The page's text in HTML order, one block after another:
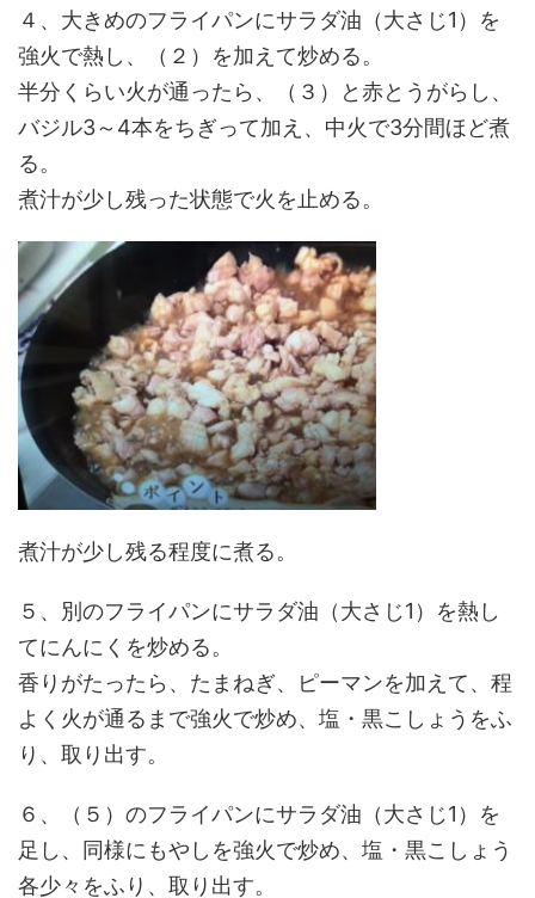
４、大きめのフライパンにサラダ油（大さじ1）を
強火で熱し、（２）を加えて炒める。
半分くらい火が通ったら、（３）と赤とうがらし、
バジル3～4本をちぎって加え、中火で3分間ほど煮
る。
煮汁が少し残った状態で火を止める。
煮汁が少し残る程度に煮る。
５、別のフライパンにサラダ油（大さじ1）を熱し
てにんにくを炒める。
香りがたったら、たまねぎ、ピーマンを加えて、程
よく火が通るまで強火で炒め、塩・黒こしょうをふ
り、取り出す。
６、（５）のフライパンにサラダ油（大さじ1）を
足し、同様にもやしを強火で炒め、塩・黒こしょう
各少々をふり、取り出す。